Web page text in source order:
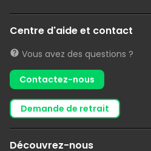
Centre d'aide et contact
Vous avez des questions ?
Contactez-nous
demande de retrait
Découvrez-nous